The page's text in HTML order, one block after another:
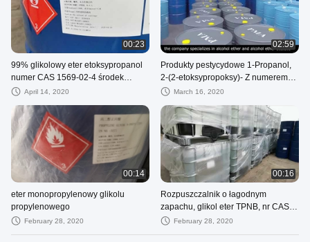
00:23
99% glikolowy eter etoksypropanol
numer CAS 1569-02-4 środek
czyszczący
April 14, 2020
02:59
Produkty pestycydowe 1-Propanol,
2-(2-etoksypropoksy)- Z numerem
CAS 15764-24-6
March 16, 2020
00:14
eter monopropylenowy glikolu
propylenowego
February 28, 2020
00:16
Rozpuszczalnik o łagodnym
zapachu, glikol eter TPNB, nr CAS
55934-93-5, z certyfikatem ISO9001
February 28, 2020